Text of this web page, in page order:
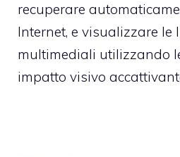
recuperare
Internet, e visualizzare le
multimediali utilizzando
impatto visivo